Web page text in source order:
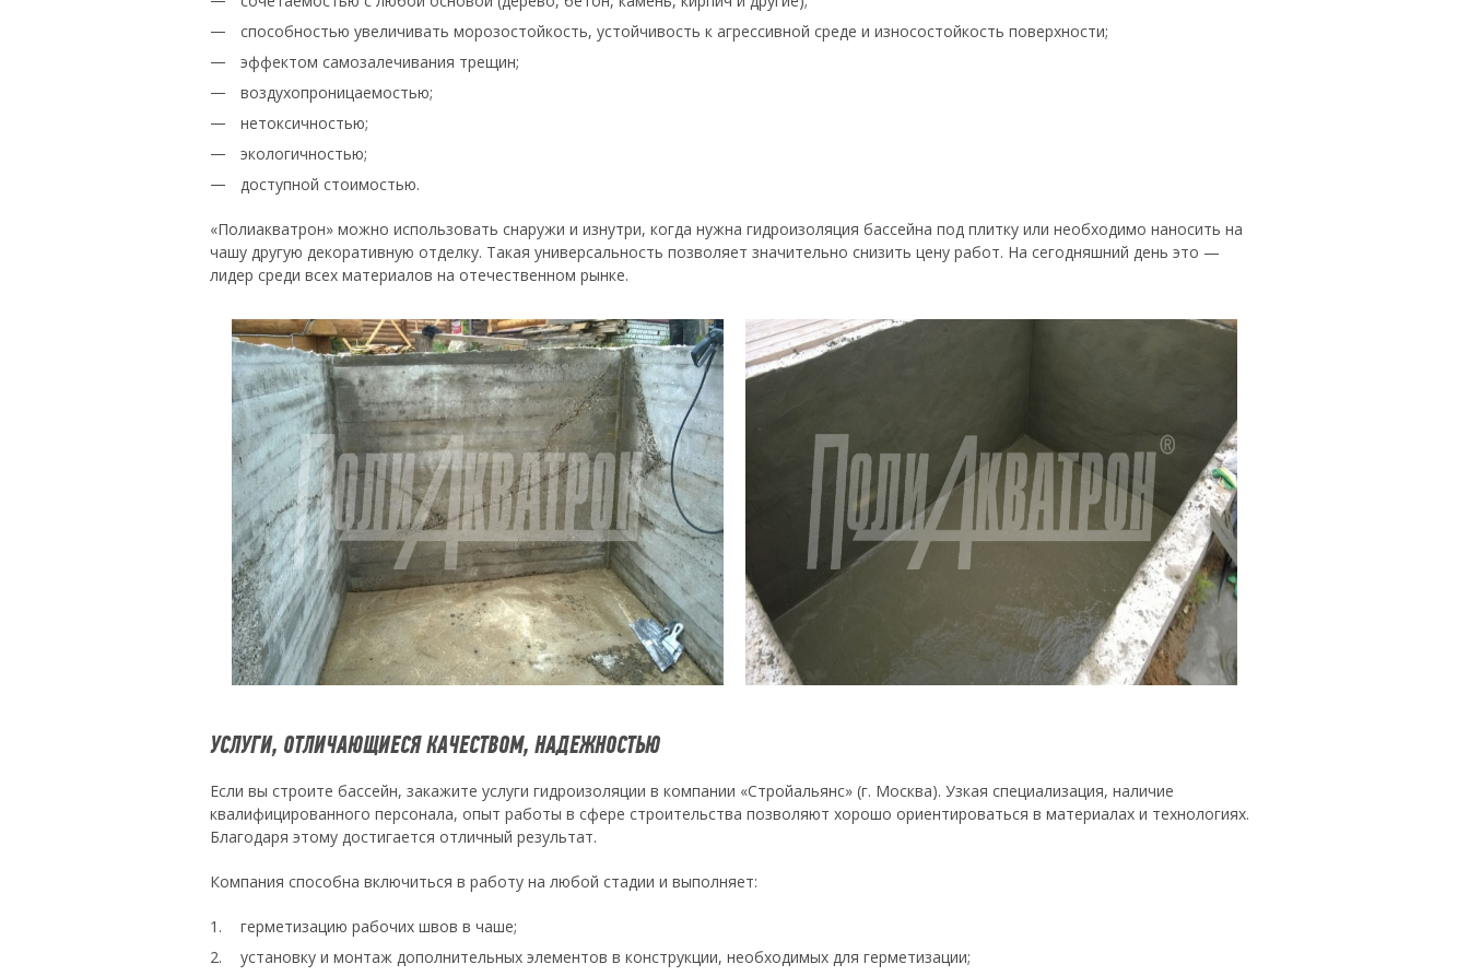
способностью увеличивать морозостойкость, устойчивость к агрессивной среде и износостойкость поверхности;
эффектом самозалечивания трещин;
воздухопроницаемостью;
нетоксичностью;
экологичностью;
доступной стоимостью.
«Полиакватрон» можно использовать снаружи и изнутри, когда нужна гидроизоляция бассейна под плитку или необходимо наносить на
чашу другую декоративную отделку. Такая универсальность позволяет значительно снизить цену работ. На сегодняшний день это —
лидер среди всех материалов на отечественном рынке.
УСЛУГИ, ОТЛИЧАЮЩИЕСЯ КАЧЕСТВОМ, НАДЕЖНОСТЬЮ
Если вы строите бассейн, закажите услуги гидроизоляции в компании «Стройальянс» (г. Москва). Узкая специализация, наличие
квалифицированного персонала, опыт работы в сфере строительства позволяют хорошо ориентироваться в материалах и технологиях.
Благодаря этому достигается отличный результат.
Компания способна включиться в работу на любой стадии и выполняет:
герметизацию рабочих швов в чаше;
установку и монтаж дополнительных элементов в конструкции, необходимых для герметизации;